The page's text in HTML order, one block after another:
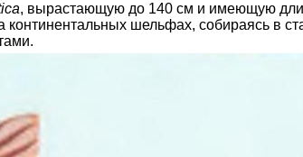
, вырастающую до 140 см и имеющую
шельфах, собираясь в